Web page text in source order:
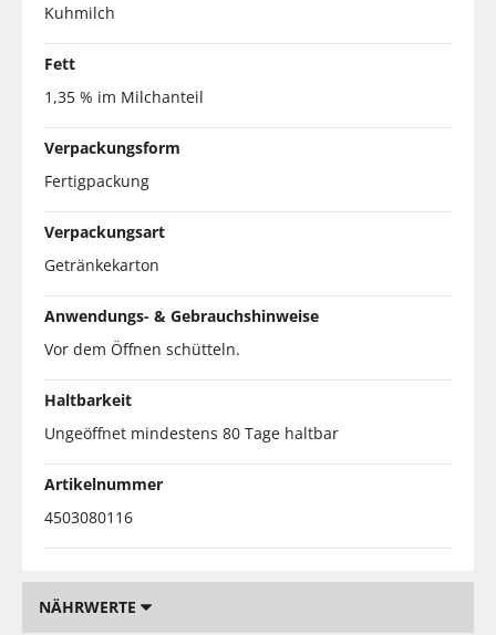
Kuhmilch
Fett
1,35 % im Milchanteil
Verpackungsform
Fertigpackung
Verpackungsart
Getränkekarton
Anwendungs- & Gebrauchshinweise
Vor dem Öffnen schütteln.
Haltbarkeit
Ungeöffnet mindestens 80 Tage haltbar
Artikelnummer
4503080116
NÄHRWERTE